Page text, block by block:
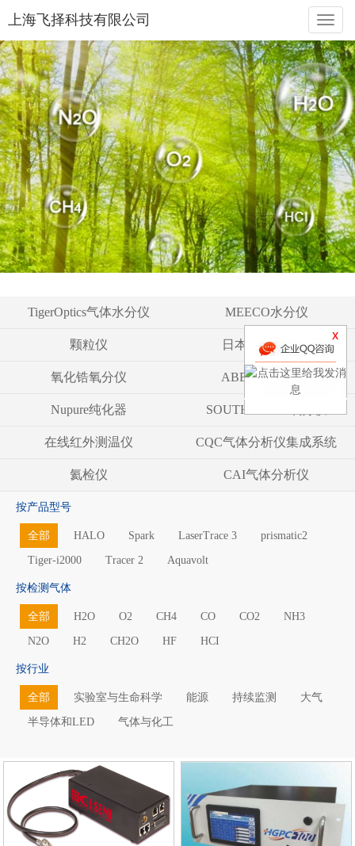
上海飞择科技有限公司
TigerOptics气体水分仪 MEECO水分仪
颗粒仪 日本液空氧分仪
氧化锆氧分仪 ABB气体分析仪
Nupure纯化器 SOUTHLAND 氧分仪
在线红外测温仪 CQC气体分析仪集成系统
氦检仪 CAI气体分析仪
按产品型号
全部 HALO Spark LaserTrace 3 prismatic2
Tiger-i2000 Tracer 2 Aquavolt
按检测气体
全部 H2O O2 CH4 CO CO2 NH3
N2O H2 CH2O HF HCI
按行业
全部 实验室与生命科学 能源 持续监测 大气
半导体和LED 气体与化工